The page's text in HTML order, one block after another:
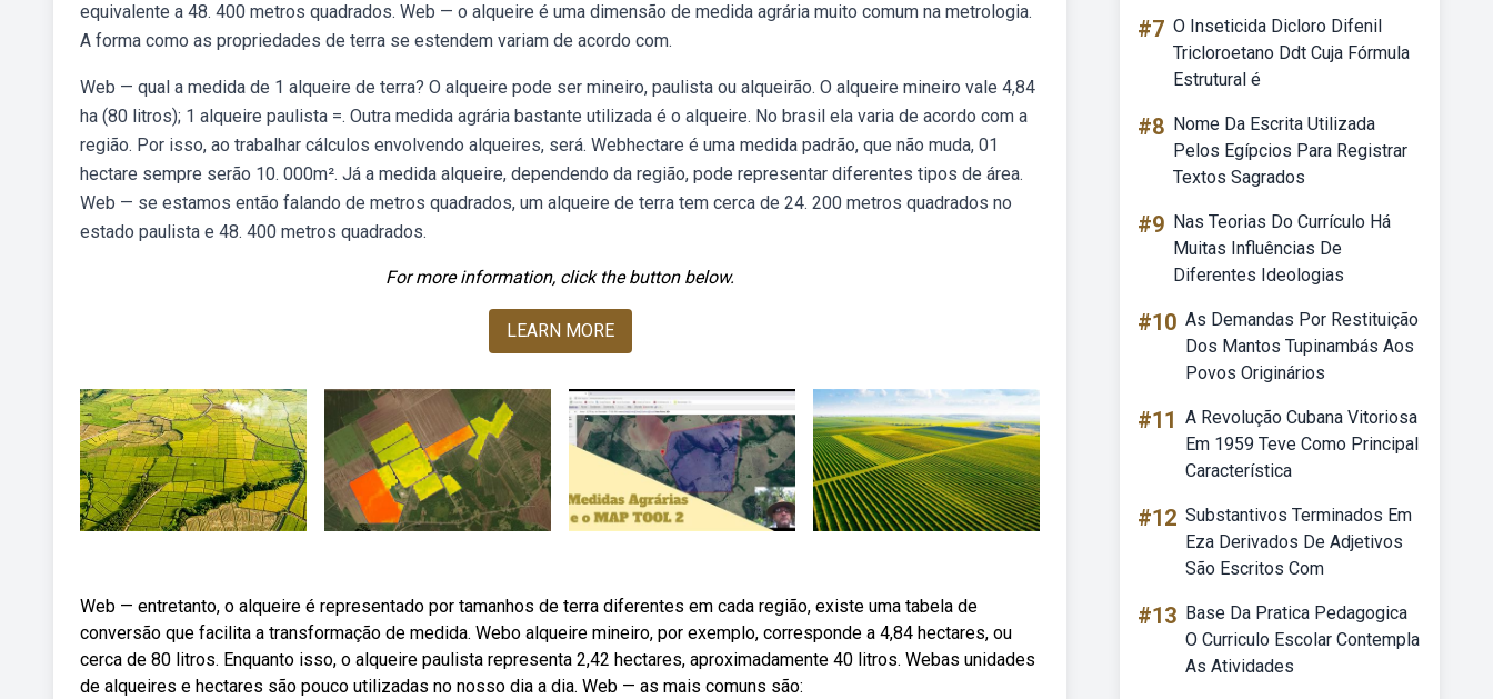
equivalente a 48. 400 metros quadrados. Web — o alqueire é uma dimensão de medida agrária muito comum na metrologia.
A forma como as propriedades de terra se estendem variam de acordo com.
Web — qual a medida de 1 alqueire de terra? O alqueire pode ser mineiro, paulista ou alqueirão. O alqueire mineiro vale 4,84
ha (80 litros); 1 alqueire paulista =. Outra medida agrária bastante utilizada é o alqueire. No brasil ela varia de acordo com a
região. Por isso, ao trabalhar cálculos envolvendo alqueires, será. Webhectare é uma medida padrão, que não muda, 01
hectare sempre serão 10. 000m². Já a medida alqueire, dependendo da região, pode representar diferentes tipos de área.
Web — se estamos então falando de metros quadrados, um alqueire de terra tem cerca de 24. 200 metros quadrados no
estado paulista e 48. 400 metros quadrados.
For more information, click the button below.
LEARN MORE
Web — entretanto, o alqueire é representado por tamanhos de terra diferentes em cada região, existe uma tabela de
conversão que facilita a transformação de medida. Webo alqueire mineiro, por exemplo, corresponde a 4,84 hectares, ou
cerca de 80 litros. Enquanto isso, o alqueire paulista representa 2,42 hectares, aproximadamente 40 litros. Webas unidades
de alqueires e hectares são pouco utilizadas no nosso dia a dia. Web — as mais comuns são:
#7 O Inseticida Dicloro Difenil
Tricloroetano Ddt Cuja Fórmula
Estrutural é
#8 Nome Da Escrita Utilizada
Pelos Egípcios Para Registrar
Textos Sagrados
#9 Nas Teorias Do Currículo Há
Muitas Influências De
Diferentes Ideologias
#10 As Demandas Por Restituição
Dos Mantos Tupinambás Aos
Povos Originários
#11 A Revolução Cubana Vitoriosa
Em 1959 Teve Como Principal
Característica
#12 Substantivos Terminados Em
Eza Derivados De Adjetivos
São Escritos Com
#13 Base Da Pratica Pedagogica
O Curriculo Escolar Contempla
As Atividades